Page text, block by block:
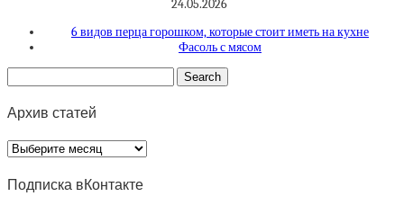
24.05.2026
6 видов перца горошком, которые стоит иметь на кухне
Фасоль с мясом
Архив статей
Архив
статей
Подписка вКонтакте